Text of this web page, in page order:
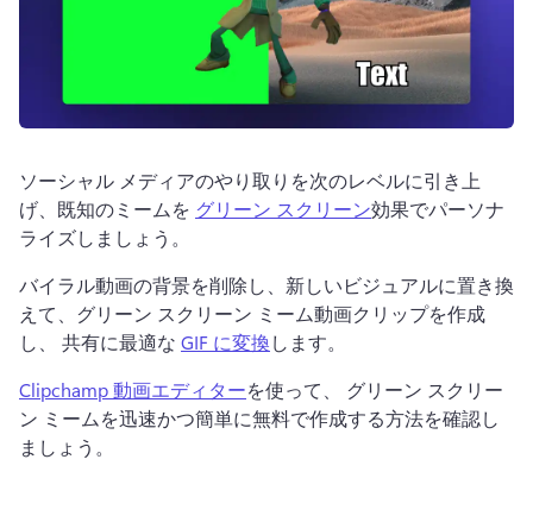
ソーシャル メディアのやり取りを次のレベルに引き上
げ、既知のミームを グリーン スクリーン効果でパーソナ
ライズしましょう。
バイラル動画の背景を削除し、新しいビジュアルに置き換
えて、グリーン スクリーン ミーム動画クリップを作成
し、 共有に最適な GIF に変換します。
Clipchamp 動画エディターを使って、 グリーン スクリー
ン ミームを迅速かつ簡単に無料で作成する方法を確認し
ましょう。